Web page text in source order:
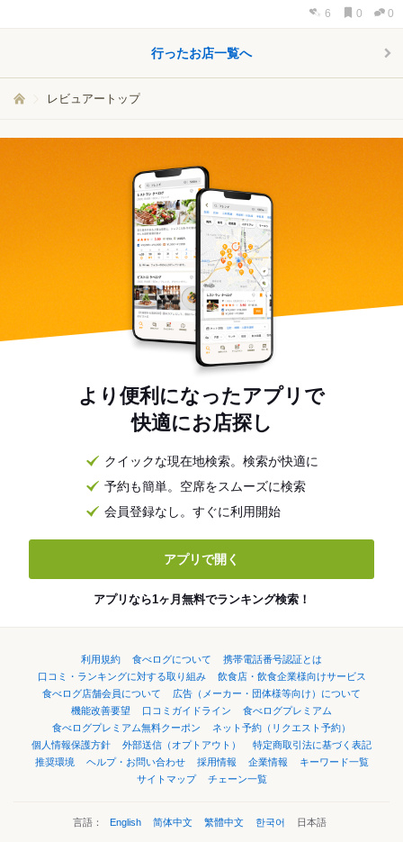
6 0 0
行ったお店一覧へ
レビュアートップ
より便利になったアプリで
快適にお店探し
クイックな現在地検索。検索が快適に
予約も簡単。空席をスムーズに検索
会員登録なし。すぐに利用開始
アプリで開く
アプリなら1ヶ月無料でランキング検索！
利用規約 食べログについて
携帯電話番号認証とは
口コミ・ランキングに対する取り組み
飲食店・飲食企業様向けサービス
食べログ店舗会員について
広告（メーカー・団体様等向け）について
機能改善要望
口コミガイドライン
食べログプレミアム
食べログプレミアム無料クーポン
ネット予約（リクエスト予約）
個人情報保護方針
外部送信（オプトアウト）
特定商取引法に基づく表記
推奨環境
ヘルプ・お問い合わせ 採用情報 企業情報
キーワード一覧
サイトマップ
チェーン一覧
言語： English 简体中文 繁體中文 한국어 日本語